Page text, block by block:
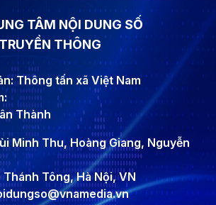
TÂM NỘI DUNG SỐ
THÔNG
Thông tấn xã Việt Nam
Thành
Minh Thu, Hoàng Giang, Nguyễn
Tông, Hà Nội, VN